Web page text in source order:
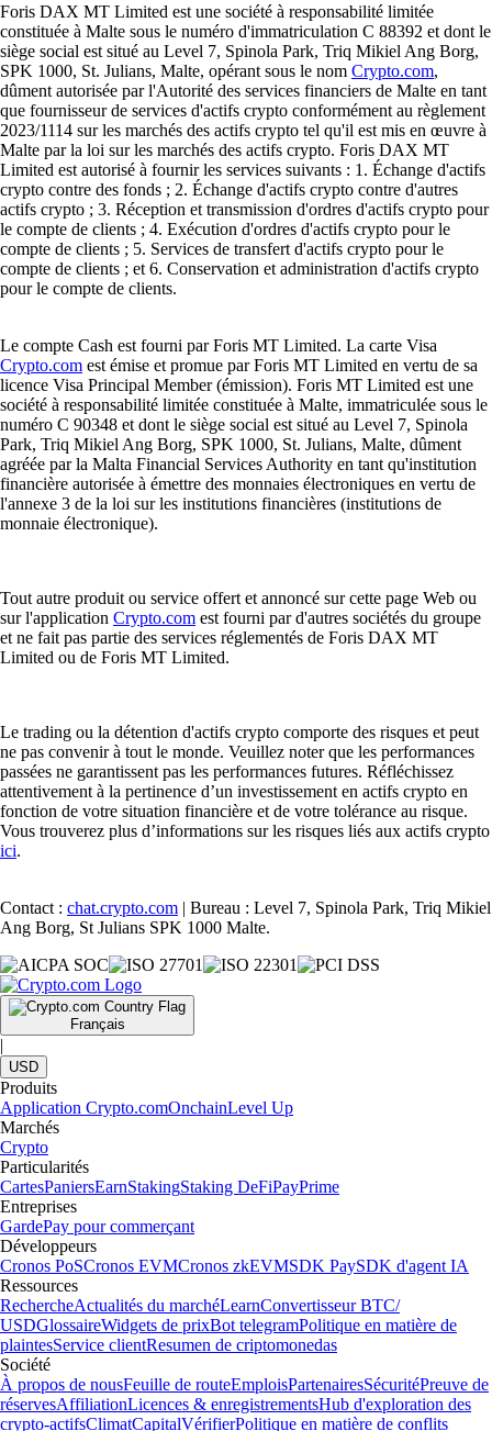
Foris DAX MT Limited est une société à responsabilité limitée
constituée à Malte sous le numéro d'immatriculation C 88392 et dont le
siège social est situé au Level 7, Spinola Park, Triq Mikiel Ang Borg,
SPK 1000, St. Julians, Malte, opérant sous le nom Crypto.com,
dûment autorisée par l'Autorité des services financiers de Malte en tant
que fournisseur de services d'actifs crypto conformément au règlement
2023/1114 sur les marchés des actifs crypto tel qu'il est mis en œuvre à
Malte par la loi sur les marchés des actifs crypto. Foris DAX MT
Limited est autorisé à fournir les services suivants : 1. Échange d'actifs
crypto contre des fonds ; 2. Échange d'actifs crypto contre d'autres
actifs crypto ; 3. Réception et transmission d'ordres d'actifs crypto pour
le compte de clients ; 4. Exécution d'ordres d'actifs crypto pour le
compte de clients ; 5. Services de transfert d'actifs crypto pour le
compte de clients ; et 6. Conservation et administration d'actifs crypto
pour le compte de clients.
Le compte Cash est fourni par Foris MT Limited. La carte Visa
Crypto.com est émise et promue par Foris MT Limited en vertu de sa
licence Visa Principal Member (émission). Foris MT Limited est une
société à responsabilité limitée constituée à Malte, immatriculée sous le
numéro C 90348 et dont le siège social est situé au Level 7, Spinola
Park, Triq Mikiel Ang Borg, SPK 1000, St. Julians, Malte, dûment
agréée par la Malta Financial Services Authority en tant qu'institution
financière autorisée à émettre des monnaies électroniques en vertu de
l'annexe 3 de la loi sur les institutions financières (institutions de
monnaie électronique).
Tout autre produit ou service offert et annoncé sur cette page Web ou
sur l'application Crypto.com est fourni par d'autres sociétés du groupe
et ne fait pas partie des services réglementés de Foris DAX MT
Limited ou de Foris MT Limited.
Le trading ou la détention d'actifs crypto comporte des risques et peut
ne pas convenir à tout le monde. Veuillez noter que les performances
passées ne garantissent pas les performances futures. Réfléchissez
attentivement à la pertinence d’un investissement en actifs crypto en
fonction de votre situation financière et de votre tolérance au risque.
Vous trouverez plus d’informations sur les risques liés aux actifs crypto
ici.
Contact : chat.crypto.com | Bureau : Level 7, Spinola Park, Triq Mikiel
Ang Borg, St Julians SPK 1000 Malte.
Français
|
USD
Produits
Application Crypto.comOnchainLevel Up
Marchés
Crypto
Particularités
CartesPaniersEarnStakingStaking DeFiPayPrime
Entreprises
GardePay pour commerçant
Développeurs
Cronos PoSCronos EVMCronos zkEVMSDK PaySDK d'agent IA
Ressources
RechercheActualités du marchéLearnConvertisseur BTC/
USDGlossaireWidgets de prixBot telegramPolitique en matière de
plaintesService clientResumen de criptomonedas
Société
À propos de nousFeuille de routeEmploisPartenairesSécuritéPreuve de
réservesAffiliationLicences & enregistrementsHub d'exploration des
crypto-actifsClimatCapitalVérifierPolitique en matière de conflits